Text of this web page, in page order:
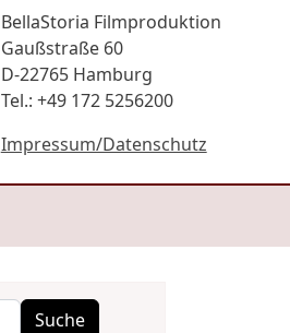
BellaStoria Filmproduktion
Gaußstraße 60
D-22765 Hamburg
Tel.: +49 172 5256200
Impressum/Datenschutz
Suche